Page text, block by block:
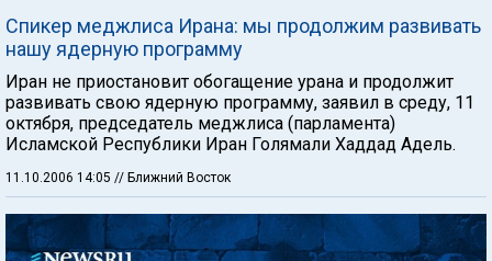
Спикер меджлиса Ирана: мы продолжим развивать
нашу ядерную программу
Иран не приостановит обогащение урана и продолжит
развивать свою ядерную программу, заявил в среду, 11
октября, председатель меджлиса (парламента)
Исламской Республики Иран Голямали Хаддад Адель.
11.10.2006 14:05 // Ближний Восток